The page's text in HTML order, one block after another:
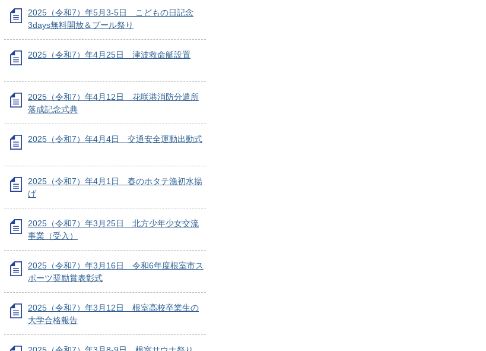
2025（令和7）年5月3-5日 こどもの日記念
3days無料開放＆プール祭り
2025（令和7）年4月25日 津波救命艇設置
2025（令和7）年4月12日 花咲港消防分遣所
落成記念式典
2025（令和7）年4月4日 交通安全運動出動式
2025（令和7）年4月1日 春のホタテ漁初水揚
げ
2025（令和7）年3月25日 北方少年少女交流
事業（受入）
2025（令和7）年3月16日 令和6年度根室市ス
ポーツ奨励賞表彰式
2025（令和7）年3月12日 根室高校卒業生の
大学合格報告